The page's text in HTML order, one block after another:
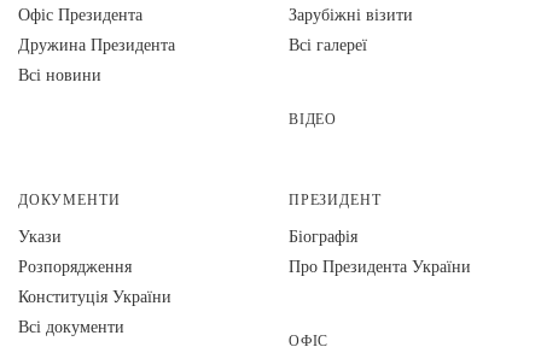
Офіс Президента
Дружина Президента
Всі новини
Зарубіжні візити
Всі галереї
ВІДЕО
ДОКУМЕНТИ
Укази
Розпорядження
Конституція України
Всі документи
ПРЕЗИДЕНТ
Біографія
Про Президента України
ОФІС